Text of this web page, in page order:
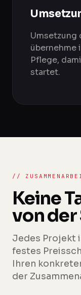
Umsetzung
übernehme
Pflege,
startet.
//
Keine
von der
Jedes Projekt
festes
Ihren
der